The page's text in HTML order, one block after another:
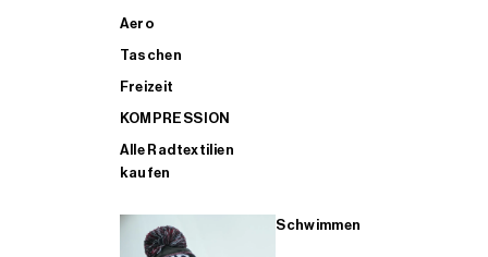
Aero
Taschen
Freizeit
KOMPRESSION
Alle Radtextilien
kaufen
Schwimmen